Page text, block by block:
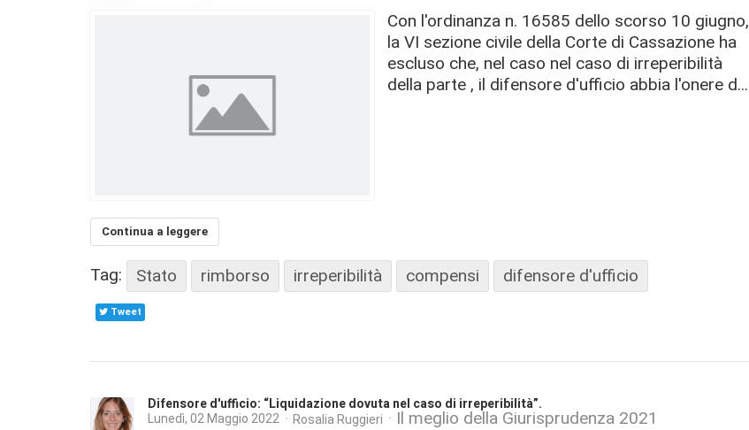
Con l'ordinanza n. 16585 dello scorso 10 giugno,
la VI sezione civile della Corte di Cassazione ha
escluso che, nel caso nel caso di irreperibilità
della parte , il difensore d'ufficio abbia l'onere d...
Continua a leggere
Tag: Stato rimborso irreperibilità compensi difensore d'ufficio
Tweet
Difensore d'ufficio: “Liquidazione dovuta nel caso di irreperibilità”.
Lunedì, 02 Maggio 2022 Rosalia Ruggieri
Il meglio della Giurisprudenza 2021